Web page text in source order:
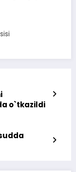
o`tkazildi